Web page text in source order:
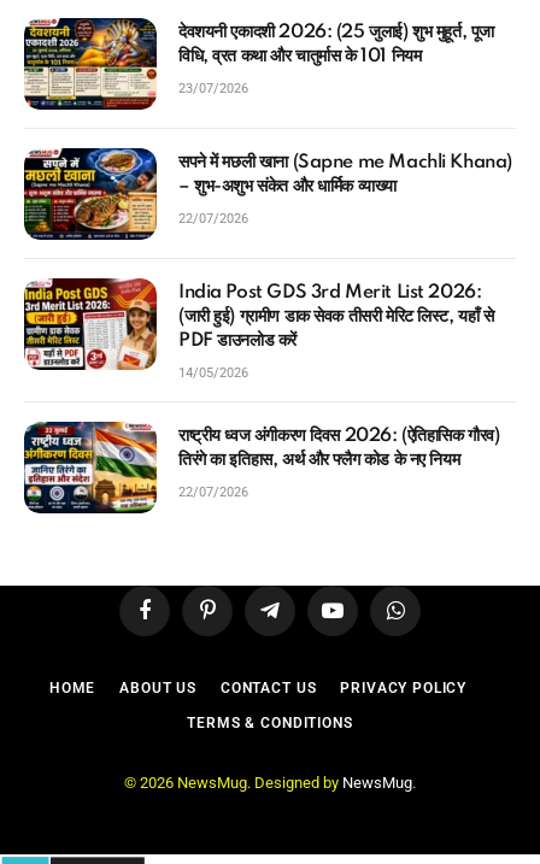
देवशयनी एकादशी 2026: (25 जुलाई) शुभ मुहूर्त, पूजा
विधि, व्रत कथा और चातुर्मास के 101 नियम
23/07/2026
सपने में मछली खाना (Sapne me Machli Khana)
– शुभ-अशुभ संकेत और धार्मिक व्याख्या
22/07/2026
India Post GDS 3rd Merit List 2026:
(जारी हुई) ग्रामीण डाक सेवक तीसरी मेरिट लिस्ट, यहाँ से
PDF डाउनलोड करें
14/05/2026
राष्ट्रीय ध्वज अंगीकरण दिवस 2026: (ऐतिहासिक गौरव)
तिरंगे का इतिहास, अर्थ और फ्लैग कोड के नए नियम
22/07/2026
FacebookPinterest TelegramYouTubeWhatsApp
HOME ABOUT US CONTACT US PRIVACY POLICY
TERMS & CONDITIONS
© 2026 NewsMug. Designed by NewsMug.